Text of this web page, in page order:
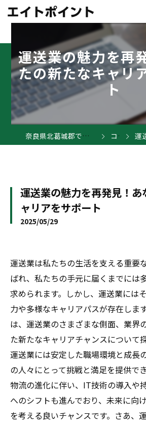
運送業の魅力を再
たの新たなキャリ
ト
奈良県北葛城郡で運送業の求人ならエイトポイント コラム 運送業
運送業の魅力を再発見！あ
ャリアをサポート
2025/05/29
運送業は私たちの生活を支える重要
ばれ、私たちの手元に届くまでには
求められます。しかし、運送業には
力や多様なキャリアパスが存在しま
は、運送業のさまざまな側面、業界
た新たなキャリアチャンスについて
運送業には安定した職場環境と成長
の人々にとって挑戦と満足を提供で
物流の進化に伴い、IT技術の導入や
へのシフトも進んでおり、未来に向
を考える良いチャンスです。さあ、